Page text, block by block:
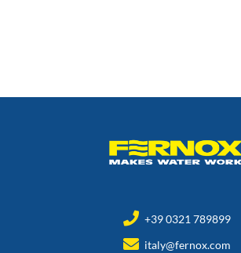
+39 0321 789899
italy@fernox.com